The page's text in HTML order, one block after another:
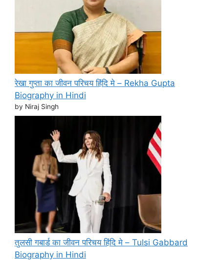
रेखा गुप्ता का जीवन परिचय हिंदि मे – Rekha Gupta
Biography in Hindi
by Niraj Singh
तुलसी गबार्ड का जीवन परिचय हिंदि मे – Tulsi Gabbard
Biography in Hindi